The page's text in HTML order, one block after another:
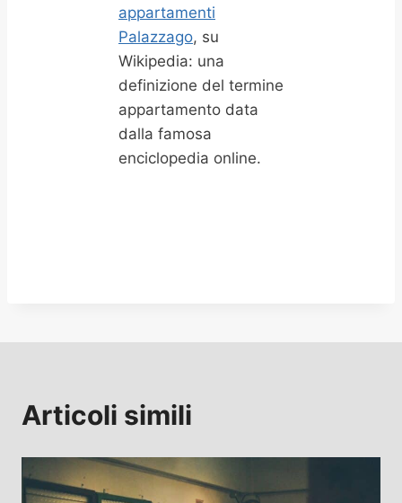
appartamenti
Palazzago, su
Wikipedia: una
definizione del termine
appartamento data
dalla famosa
enciclopedia online.
Articoli simili